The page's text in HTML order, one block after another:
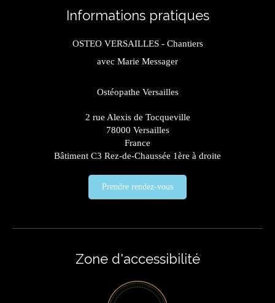
Informations pratiques
OSTEO VERSAILLES - Chantiers
avec Marie Messager
Ostéopathe Versailles
2 rue Alexis de Tocqueville
78000 Versailles
France
Bâtiment C3 Rez-de-Chaussée 1ère à droite
Prendre rendez-vous
Zone d'accessibilité